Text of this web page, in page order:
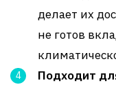
делает их
не готов
Подходит